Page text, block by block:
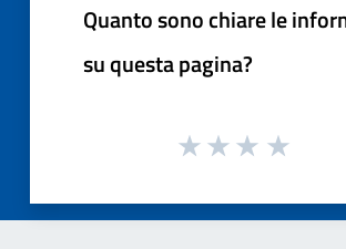
Quanto sono chiare le
su questa pagina?